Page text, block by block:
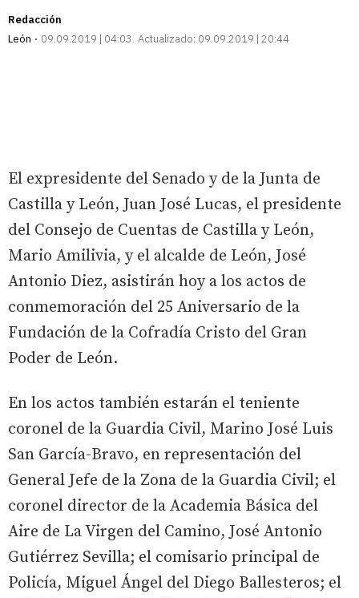
Redacción
León
09.09.2019 | 04:03 Actualizado: 09.09.2019 | 20:44
El expresidente del Senado y de la Junta de
Castilla y León, Juan José Lucas, el presidente
del Consejo de Cuentas de Castilla y León,
Mario Amilivia, y el alcalde de León, José
Antonio Diez, asistirán hoy a los actos de
conmemoración del 25 Aniversario de la
Fundación de la Cofradía Cristo del Gran
Poder de León.
En los actos también estarán el teniente
coronel de la Guardia Civil, Marino José Luis
San García-Bravo, en representación del
General Jefe de la Zona de la Guardia Civil; el
coronel director de la Academia Básica del
Aire de La Virgen del Camino, José Antonio
Gutiérrez Sevilla; el comisario principal de
Policía, Miguel Ángel del Diego Ballesteros; el